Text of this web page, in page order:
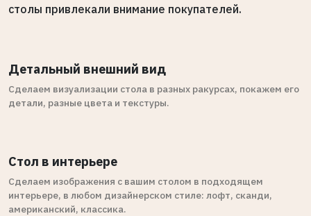
столы привлекали внимание покупателей.
Детальный внешний вид
Сделаем визуализации стола в разных ракурсах, покажем его
детали, разные цвета и текстуры.
Стол в интерьере
Сделаем изображения с вашим столом в подходящем
интерьере, в любом дизайнерском стиле: лофт, сканди,
американский, классика.